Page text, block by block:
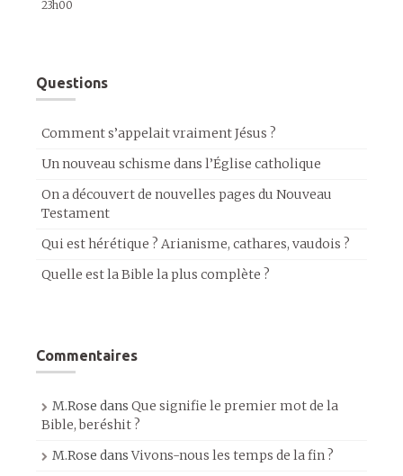
23h00
Questions
Comment s’appelait vraiment Jésus ?
Un nouveau schisme dans l’Église catholique
On a découvert de nouvelles pages du Nouveau
Testament
Qui est hérétique ? Arianisme, cathares, vaudois ?
Quelle est la Bible la plus complète ?
Commentaires
M.Rose dans Que signifie le premier mot de la
Bible, beréshit ?
M.Rose dansVivons-nous les temps de la fin ?